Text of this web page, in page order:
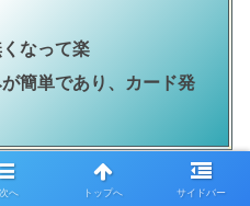
なって楽
簡単であり、カード発
へ トップへ サイドバー